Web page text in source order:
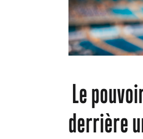
Le
derrière